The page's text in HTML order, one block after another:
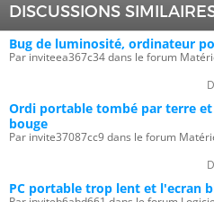
DISCUSSIONS
Bug de luminosité, ordinateur
Par inviteea367c34 dans le forum
Ordi portable tombé par terre
bouge
Par invite37087cc9 dans le forum
PC portable trop lent et l'ecran